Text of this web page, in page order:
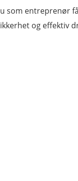
som entreprenør
og effektiv